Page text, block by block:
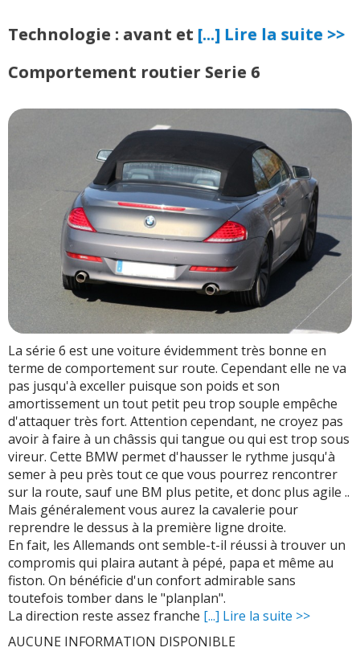
Technologie : avant et [...] Lire la suite >>
Comportement routier Serie 6
La série 6 est une voiture évidemment très bonne en
terme de comportement sur route. Cependant elle ne va
pas jusqu'à exceller puisque son poids et son
amortissement un tout petit peu trop souple empêche
d'attaquer très fort. Attention cependant, ne croyez pas
avoir à faire à un châssis qui tangue ou qui est trop sous
vireur. Cette BMW permet d'hausser le rythme jusqu'à
semer à peu près tout ce que vous pourrez rencontrer
sur la route, sauf une BM plus petite, et donc plus agile ..
Mais généralement vous aurez la cavalerie pour
reprendre le dessus à la première ligne droite.
En fait, les Allemands ont semble-t-il réussi à trouver un
compromis qui plaira autant à pépé, papa et même au
fiston. On bénéficie d'un confort admirable sans
toutefois tomber dans le "planplan".
La direction reste assez franche [...] Lire la suite >>
AUCUNE INFORMATION DISPONIBLE